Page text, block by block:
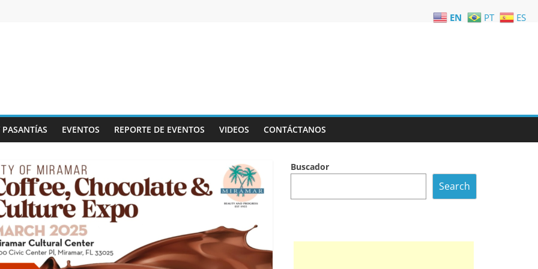
PASANTÍAS EVENTOS REPORTE DE EVENTOS VIDEOS CONTÁCTANOS
Buscador
Search
EN PT ES